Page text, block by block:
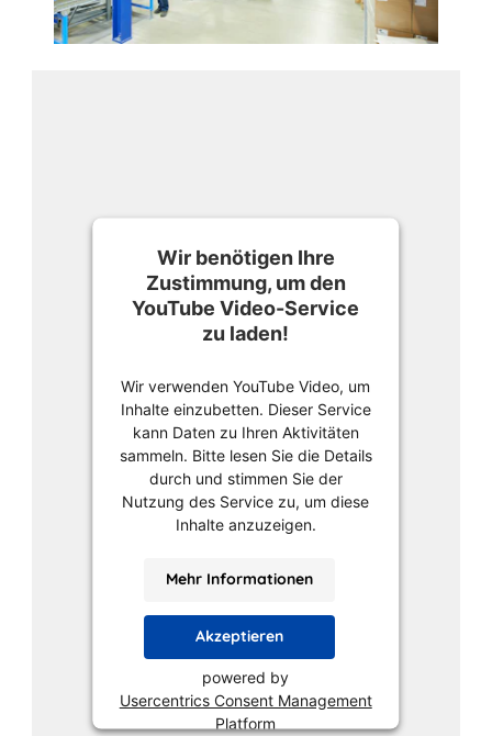
Wir benötigen Ihre
Zustimmung, um den
YouTube Video-Service
zu laden!
Wir verwenden YouTube Video, um
Inhalte einzubetten. Dieser Service
kann Daten zu Ihren Aktivitäten
sammeln. Bitte lesen Sie die Details
durch und stimmen Sie der
Nutzung des Service zu, um diese
Inhalte anzuzeigen.
Mehr Informationen
Akzeptieren
powered by
Usercentrics Consent Management
Platform